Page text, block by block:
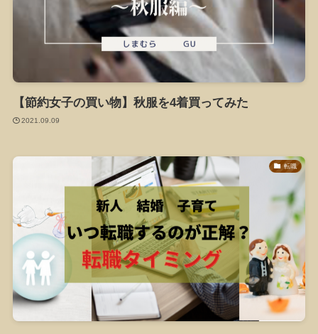
【節約女子の買い物】秋服を4着買ってみた
2021.09.09
転職